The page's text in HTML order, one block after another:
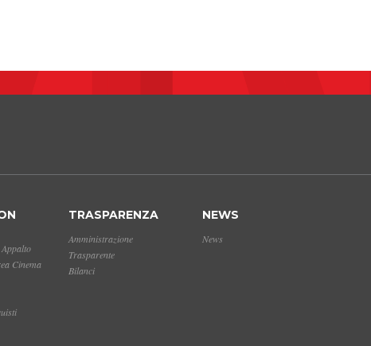
Cinema
TRASPARENZA
Amministrazione
Trasparente
Bilanci
NEWS
News